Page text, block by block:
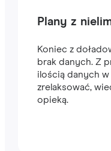
Plany z
Koniec z
brak danych. Z
ilością danych w
zrelaksować,
opieką.